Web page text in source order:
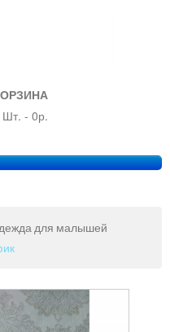
Шт. - 0р.
для малышей